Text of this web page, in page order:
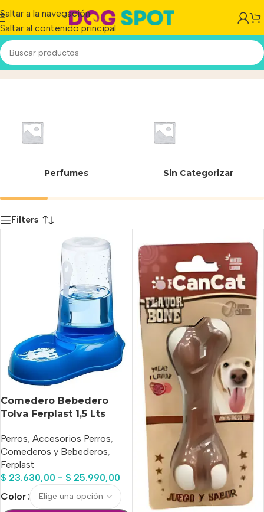
Saltar a la navegación
Saltar al contenido principal
25 cmInicio/Producto
Perfumes Sin Categorizar
Filters
Comedero Bebedero
Tolva Ferplast 1,5 Lts
Perros, Accesorios Perros,
Comederos y Bebederos,
Ferplast
$ 23.630,00 - $ 25.990,00
Color